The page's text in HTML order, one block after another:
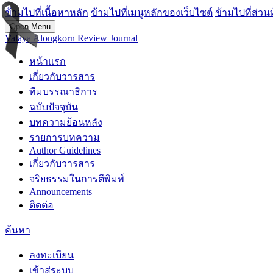
ข้ามไปที่เนื้อหาหลัก ข้ามไปที่เมนูหลักของเว็บไซต์ ข้ามไปที่ส่วน
Open Menu
Valaya Alongkorn Review Journal
หน้าแรก
เกี่ยวกับวารสาร
ทีมบรรณาธิการ
ฉบับปัจจุบัน
บทความย้อนหลัง
รายการบทความ
Author Guidelines
เกี่ยวกับวารสาร
จริยธรรมในการตีพิมพ์
Announcements
ติดต่อ
ค้นหา
ลงทะเบียน
เข้าสู่ระบบ